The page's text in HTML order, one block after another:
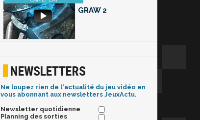
GRAW 2
NEWSLETTERS
Ne loupez rien de l'actualité du jeu vidéo en
vous abonnant aux newsletters JeuxActu.
Newsletter quotidienne
Planning des sorties